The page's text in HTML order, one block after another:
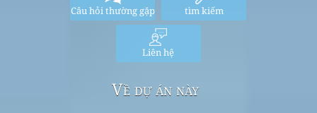
Câu hỏi thường gặp tìm kiếm
Liên hệ
Về dự án này